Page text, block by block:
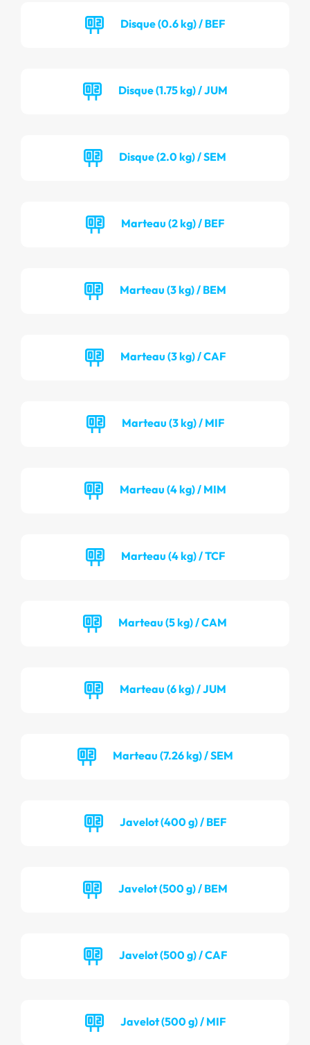
Disque (0.6 kg) / BEF
Disque (1.75 kg) / JUM
Disque (2.0 kg) / SEM
Marteau (2 kg) / BEF
Marteau (3 kg) / BEM
Marteau (3 kg) / CAF
Marteau (3 kg) / MIF
Marteau (4 kg) / MIM
Marteau (4 kg) / TCF
Marteau (5 kg) / CAM
Marteau (6 kg) / JUM
Marteau (7.26 kg) / SEM
Javelot (400 g) / BEF
Javelot (500 g) / BEM
Javelot (500 g) / CAF
Javelot (500 g) / MIF